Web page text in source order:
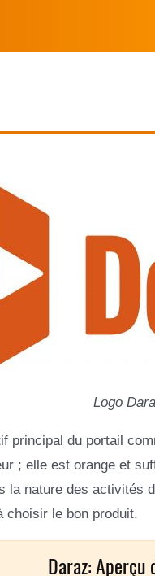
Logo
principal du portail
; elle est orange et
la nature des activités
choisir le bon produit.
Daraz: Aperçu